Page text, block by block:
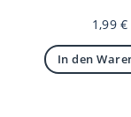
1,99€
In den